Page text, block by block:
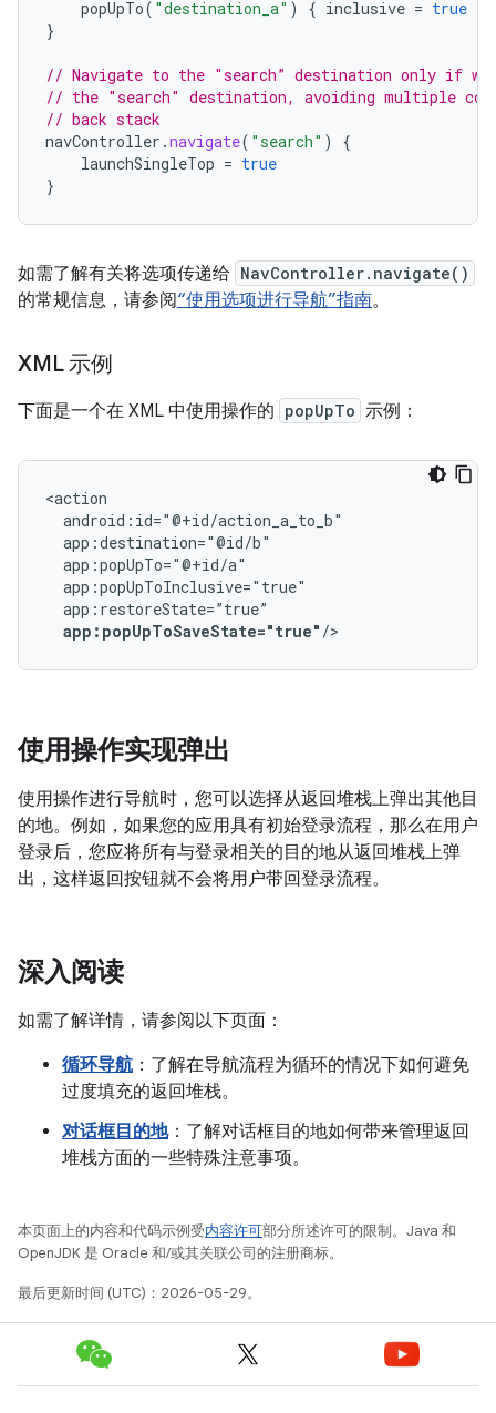
popUpTo( "destination_a" ) { inclusive = true
}
// Navigate to the "search” destination only if
// the "search" destination, avoiding multiple
// back stack
navController .navigate( "search" )
{
launchSingleTop = true
}
如需了解有关将选项传递给 NavController.navigate()
的常规信息，请参阅“使用选项进行导航”指南。
XML 示例
下面是一个在 XML 中使用操作的 popUpTo 示例：
app:popUpToSaveState="true"
使用操作实现弹出
使用操作进行导航时，您可以选择从返回堆栈上弹出其他目
的地。例如，如果您的应用具有初始登录流程，那么在用户
登录后，您应将所有与登录相关的目的地从返回堆栈上弹
出，这样返回按钮就不会将用户带回登录流程。
深入阅读
如需了解详情，请参阅以下页面：
循环导航 ：了解在导航流程为循环的情况下如何避免
过度填充的返回堆栈。
对话框目的地：了解对话框目的地如何带来管理返回
堆栈方面的一些特殊注意事项。
本页面上的内容和代码示例受内容许可部分所述许可的限制。Java 和
OpenJDK 是 Oracle 和/或其关联公司的注册商标。
最后更新时间 (UTC)：2026-05-29。